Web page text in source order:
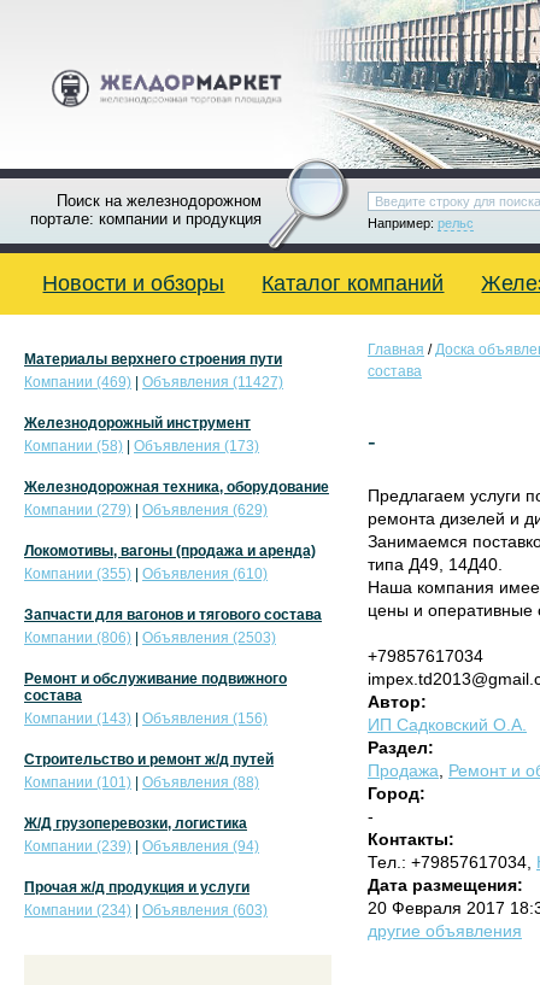
Поиск на железнодорожном
портале: компании и продукция
Например: рельс
Новости и обзоры Каталог компаний
Главная /Доска
состава
-
Предлагаем услуги
ремонта дизелей и
Занимаемся
типа Д49, 14Д40.
Наша компания
цены и оперативные
+79857617034
Автор:
ИП Садковский О.А.
Раздел:
Продажа
Ремонт и
Город:
-
Контакты:
Тел.: +79857617034,
Дата размещения:
20 Февраля 2017
другие объявления
Материалы верхнего строения пути
Компании (469)
Объявления (11427)
Железнодорожный инструмент
Компании (58)
Объявления (173)
Железнодорожная техника, оборудование
Компании (279)
Объявления (629)
Локомотивы, вагоны (продажа и аренда)
Компании (355)
Объявления (610)
Запчасти для вагонов и тягового состава
Компании (806)
Объявления (2503)
Ремонт и обслуживание подвижного
состава
Компании (143)
Объявления (156)
Строительство и ремонт ж/д путей
Компании (101)
Объявления (88)
Ж/Д грузоперевозки, логистика
Компании (239)
Объявления (94)
Прочая ж/д продукция и услуги
Компании (234)
Объявления (603)